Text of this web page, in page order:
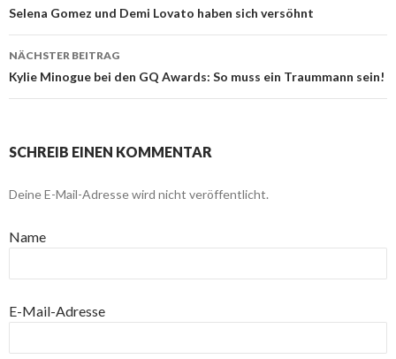
Beitragsnavigation
Selena Gomez und Demi Lovato haben sich versöhnt
NÄCHSTER BEITRAG
Kylie Minogue bei den GQ Awards: So muss ein Traummann sein!
SCHREIB EINEN KOMMENTAR
Deine E-Mail-Adresse wird nicht veröffentlicht.
Name
E-Mail-Adresse